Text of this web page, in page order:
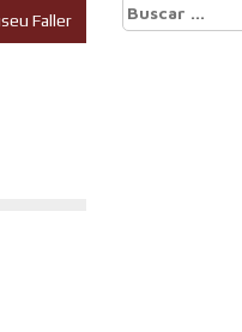
Faller
Buscar: